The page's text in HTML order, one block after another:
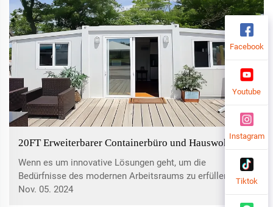
20FT Erweiterbarer Containerbüro und Hauswohnung
Wenn es um innovative Lösungen geht, um die
Bedürfnisse des modernen Arbeitsraums zu erfüllen, ist
UVO ein führender Anbieter hochwertiger erweiterbarer
Nov. 05. 2024
Facebook
Youtube
Instagram
Tiktok